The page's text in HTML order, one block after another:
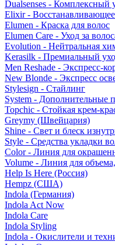
Dualsenses - Комплексный
Elixir -
Elumen - Краска для волос
Elumen Care - Уход за
Evolution - Нейтральная
Kerasilk - Премиальный
Men Reshade - Экспресс-
New Blonde - Экспресс
Stylesign - Стайлинг
System - Дополнительные
Topchic - Стойкая крем-
Greymy (Швейцария)
Shine - Свет и блеск
Style - Средства укладки
Color - Линия для
Volume - Линия для
Help Is Here (Россия)
Hempz (США)
Indola (Германия)
Indola Act Now
Indola Care
Indola Styling
Indola - Окислители и